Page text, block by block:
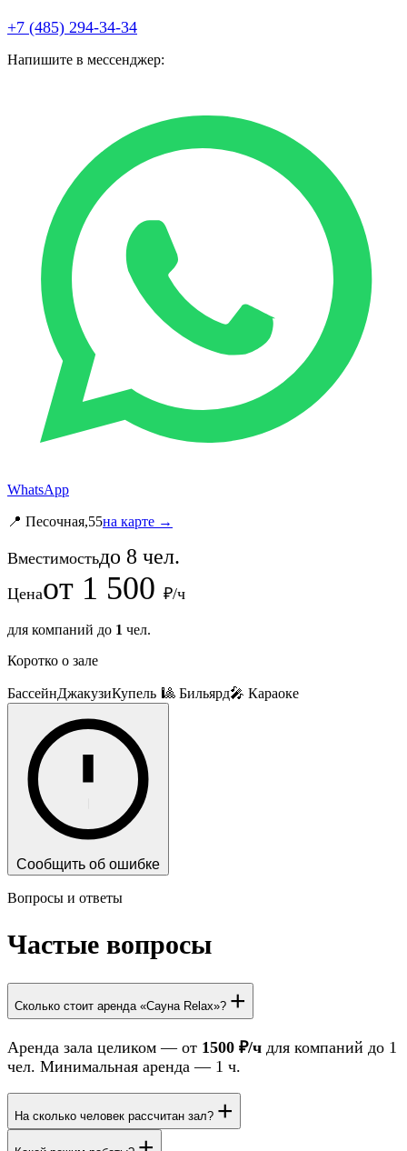
+7 (485) 294-34-34
Напишите в мессенджер:
WhatsApp
📍 Песочная,55на карте →
Вместимостьдо 8 чел.
Ценаот 1 500 ₽/ч
для компаний до 1 чел.
Коротко о зале
БассейнДжакузиКупель 🎱 Бильярд🎤 Караоке
Сообщить об ошибке
Вопросы и ответы
Частые вопросы
Сколько стоит аренда «Сауна Relax»? +
Аренда зала целиком — от 1500 ₽/ч для компаний до 1
чел. Минимальная аренда — 1 ч.
На сколько человек рассчитан зал? +